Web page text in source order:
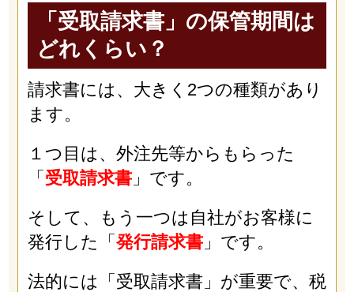
「受取請求書」の保管期間は
どれくらい？
請求書には、大きく2つの種類があり
ます。
１つ目は、外注先等からもらった
「 受取請求書」です。
そして、もう一つは自社がお客様に
発行した「 発行請求書」です。
法的には「受取請求書」が重要で、税